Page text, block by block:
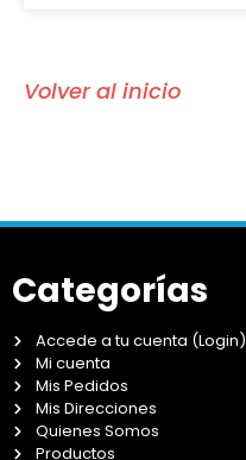
Volver al inicio
Categorías
Accede a tu cuenta (Login)
Mi cuenta
Mis Pedidos
Mis Direcciones
Quienes Somos
Productos